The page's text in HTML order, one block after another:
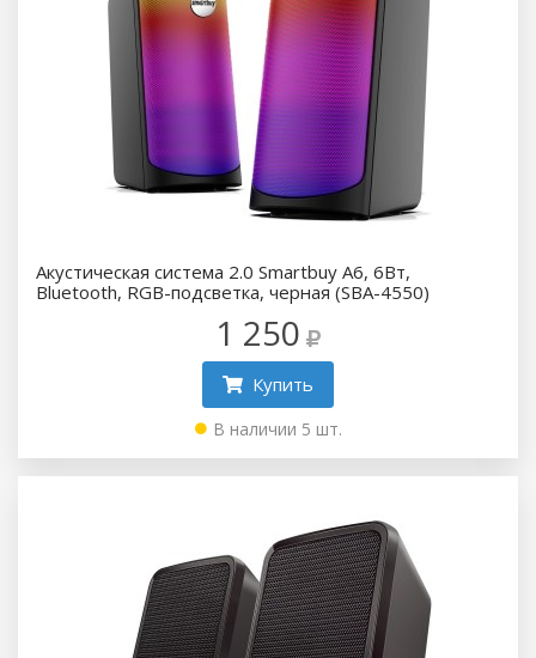
Акустическая система 2.0 Smartbuy A6, 6Вт,
Bluetooth, RGB-подсветка, черная (SBA-4550)
1 250
Купить
В наличии 5 шт.